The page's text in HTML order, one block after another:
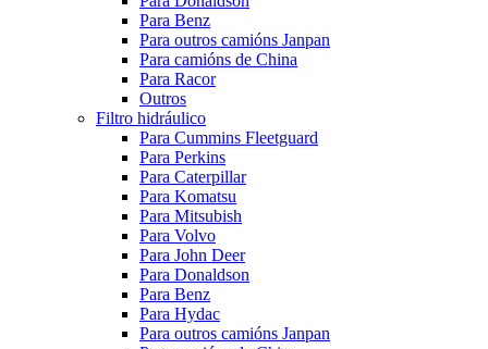
Para Benz
Para outros camións Janpan
Para camións de China
Para Racor
Outros
Filtro hidráulico
Para Cummins Fleetguard
Para Perkins
Para Caterpillar
Para Komatsu
Para Mitsubish
Para Volvo
Para John Deer
Para Donaldson
Para Benz
Para Hydac
Para outros camións Janpan